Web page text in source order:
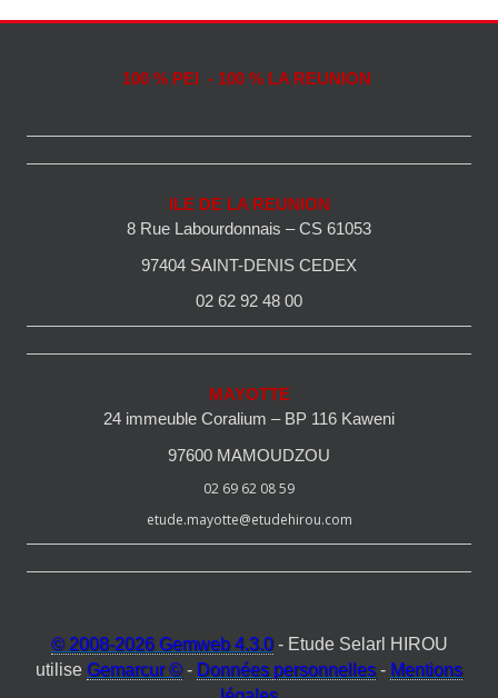
100 % PEI - 100 % LA REUNION
ILE DE LA REUNION
8 Rue Labourdonnais – CS 61053
97404 SAINT-DENIS CEDEX
02 62 92 48 00
MAYOTTE
24 immeuble Coralium – BP 116 Kaweni
97600 MAMOUDZOU
02 69 62 08 59
etude.mayotte@etudehirou.com
© 2008-2026 Gemweb 4.3.0- Etude Selarl HIROU
utilise Gemarcur © - Données personnelles - Mentions